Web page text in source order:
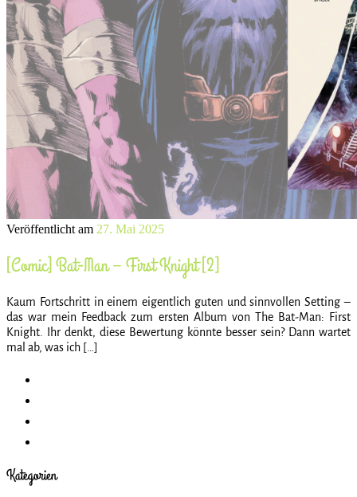
Veröffentlicht am 27. Mai 2025
[Comic] Bat-Man – First Knight [2]
Kaum Fortschritt in einem eigentlich guten und sinnvollen Setting –
das war mein Feedback zum ersten Album von The Bat-Man: First
Knight. Ihr denkt, diese Bewertung könnte besser sein? Dann wartet
mal ab, was ich […]
Kategorien